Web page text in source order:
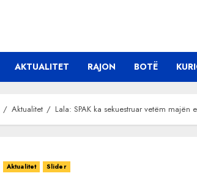
AKTUALITET RAJON BOTË
Aktualitet Lala: SPAK ka sekuestruar vetëm
Aktualitet Slider